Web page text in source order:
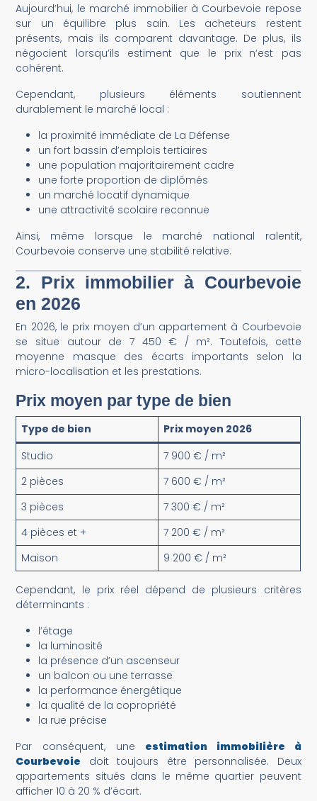
Aujourd’hui, le marché immobilier à Courbevoie repose
sur un équilibre plus sain. Les acheteurs restent
présents, mais ils comparent davantage. De plus, ils
négocient lorsqu’ils estiment que le prix n’est pas
cohérent.
Cependant, plusieurs éléments soutiennent
durablement le marché local :
la proximité immédiate de La Défense
un fort bassin d’emplois tertiaires
une population majoritairement cadre
une forte proportion de diplômés
un marché locatif dynamique
une attractivité scolaire reconnue
Ainsi, même lorsque le marché national ralentit,
Courbevoie conserve une stabilité relative.
2. Prix immobilier à Courbevoie
en 2026
En 2026, le prix moyen d’un appartement à Courbevoie
se situe autour de 7 450 € / m². Toutefois, cette
moyenne masque des écarts importants selon la
micro-localisation et les prestations.
Prix moyen par type de bien
Type de bien
Prix moyen 2026
Studio
7 900 € / m²
2 pièces
7 600 € / m²
3 pièces
7 300 € / m²
4 pièces et +
7 200 € / m²
Maison
9 200 € / m²
Cependant, le prix réel dépend de plusieurs critères
déterminants :
l’étage
la luminosité
la présence d’un ascenseur
un balcon ou une terrasse
la performance énergétique
la qualité de la copropriété
la rue précise
Par conséquent, une estimation immobilière à
Courbevoie doit toujours être personnalisée. Deux
appartements situés dans le même quartier peuvent
afficher 10 à 20 % d’écart.